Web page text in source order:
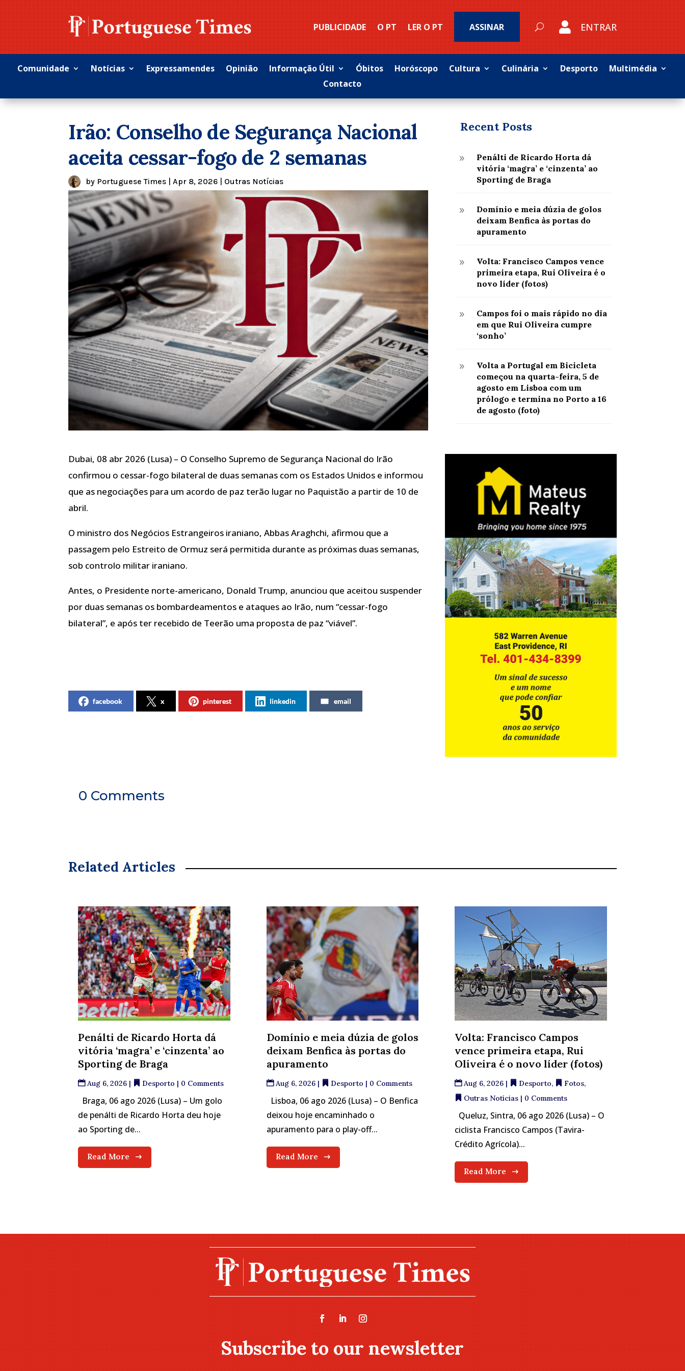
PUBLICIDADE O PT LER O PT ASSINAR  ENTRAR
Comunidade Notícias Expressamendes Opinião Informação Útil Óbitos Horóscopo Cultura Culinária Desporto
Multimédia
Contacto
Irão: Conselho de Segurança Nacional
aceita cessar-fogo de 2 semanas
by Portuguese Times |Apr 8, 2026 Outras Notícias
Dubai, 08 abr 2026 (Lusa) – O Conselho Supremo de Segurança Nacional do Irão
confirmou o cessar-fogo bilateral de duas semanas com os Estados Unidos e informou
que as negociações para um acordo de paz terão lugar no Paquistão a partir de 10 de
abril.
O ministro dos Negócios Estrangeiros iraniano, Abbas Araghchi, afirmou que a
passagem pelo Estreito de Ormuz será permitida durante as próximas duas semanas,
sob controlo militar iraniano.
Antes, o Presidente norte-americano, Donald Trump, anunciou que aceitou suspender
por duas semanas os bombardeamentos e ataques ao Irão, num “cessar-fogo
bilateral”, e após ter recebido de Teerão uma proposta de paz “viável”.
facebook x pinterest linkedin email
Recent Posts
9
Penálti de Ricardo Horta dá
vitória ‘magra’ e ‘cinzenta’ ao
Sporting de Braga
9
Domínio e meia dúzia de golos
deixam Benfica às portas do
apuramento
9
Volta: Francisco Campos vence
primeira etapa, Rui Oliveira é o
novo líder (fotos)
9
Campos foi o mais rápido no dia
em que Rui Oliveira cumpre
‘sonho’
9
Volta a Portugal em Bicicleta
começou na quarta-feira, 5 de
agosto em Lisboa com um
prólogo e termina no Porto a 16
de agosto (foto)
0 Comments
Related Articles
Penálti de Ricardo Horta dá
vitória ‘magra’ e ‘cinzenta’ ao
Sporting de Braga
Aug 6, 2026 | Desporto | 0 Comments
Braga, 06 ago 2026 (Lusa) – Um golo
de penálti de Ricardo Horta deu hoje
ao Sporting de...
Read More
Domínio e meia dúzia de golos
deixam Benfica às portas do
apuramento
Aug 6, 2026| Desporto | 0 Comments
Lisboa, 06 ago 2026 (Lusa) – O Benfica
deixou hoje encaminhado o
apuramento para o play-off...
Read More
Volta: Francisco Campos
vence primeira etapa, Rui
Oliveira é o novo líder (fotos)
Aug 6, 2026| Desporto, Fotos,
Outras Notícias| 0 Comments
Queluz, Sintra, 06 ago 2026 (Lusa) – O
ciclista Francisco Campos (Tavira-
Crédito Agrícola)...
Read More
Subscribe to our newsletter